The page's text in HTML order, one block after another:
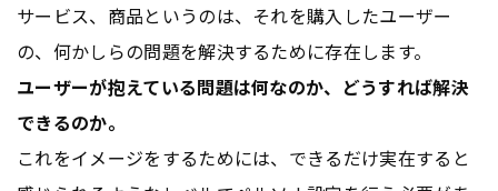
サービス、商品というのは、それを購入したユーザー
の、何かしらの問題を解決するために存在します。
ユーザーが抱えている問題は何なのか、どうすれば解決
できるのか。
これをイメージをするためには、できるだけ実在すると